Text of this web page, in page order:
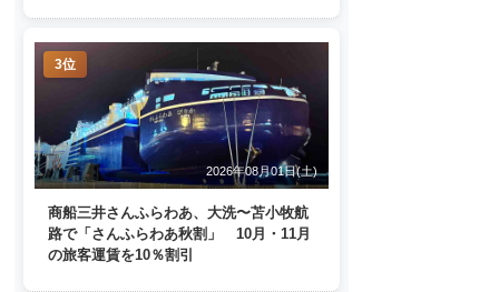
3位
2026年08月01日(土)
商船三井さんふらわあ、大洗〜苫小牧航
路で「さんふらわあ秋割」 10月・11月
の旅客運賃を10％割引